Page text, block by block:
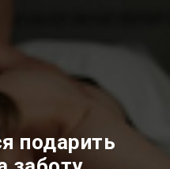
подарить